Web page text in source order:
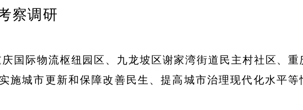
察调研
国际物流枢纽园区、九龙坡区谢家湾街道民主村社区、重
施城市更新和保障改善民生、提高城市治理现代化水平等